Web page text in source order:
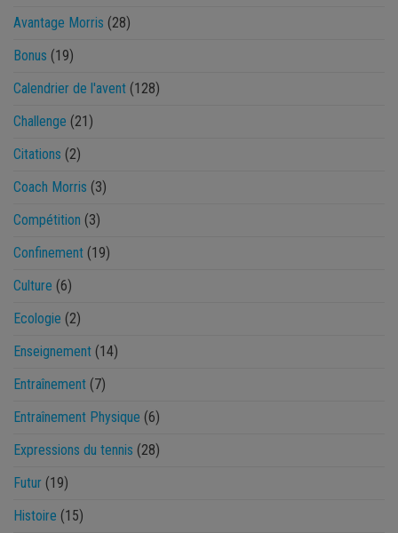
Avantage Morris (28)
Bonus (19)
Calendrier de l'avent (128)
Challenge (21)
Citations (2)
Coach Morris (3)
Compétition (3)
Confinement (19)
Culture (6)
Ecologie (2)
Enseignement (14)
Entraînement (7)
Entraînement Physique (6)
Expressions du tennis (28)
Futur (19)
Histoire (15)